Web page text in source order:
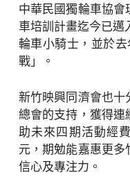
中華民國獨輪車協
車培訓計畫迄今已邁
輪車小騎士，並於
戰」。
新竹映興同濟會也十
總會的支持，獲得連
助未來四期活動經
元，期勉能嘉惠更多
信心及專注力。